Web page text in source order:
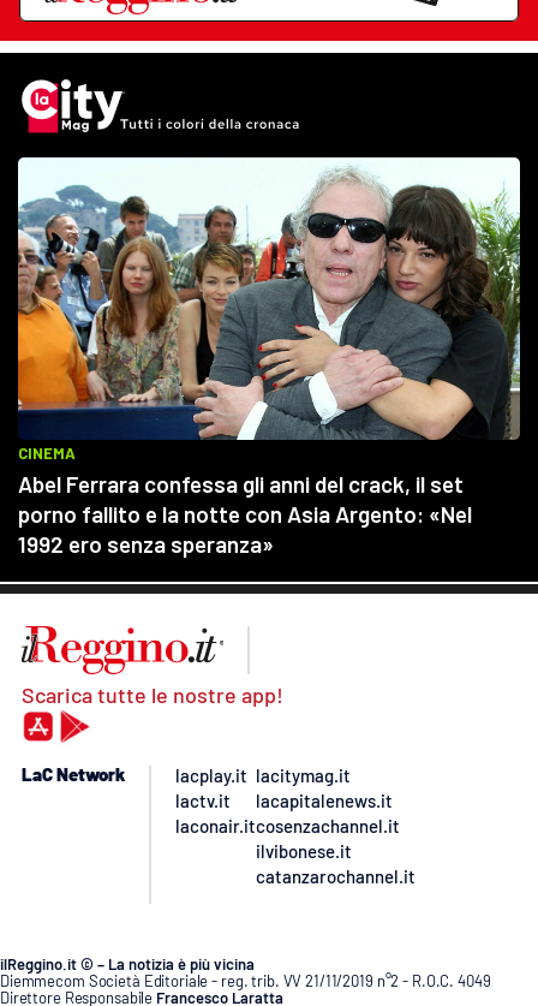
Scarica tutte le nostre app!
LaC Network
lacplay.it
lactv.it
laconair.it
lacitymag.it
lacapitalenews.it
cosenzachannel.it
ilvibonese.it
catanzarochannel.it
ilReggino.it © – La notizia è più vicina
Diemmecom Società Editoriale - reg. trib. VV 21/11/2019 n°2 - R.O.C. 4049
Direttore Responsabile Francesco Laratta